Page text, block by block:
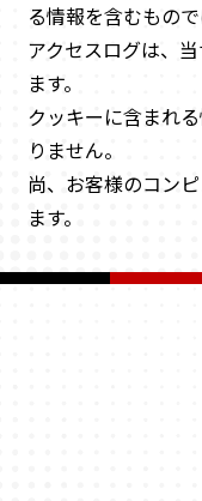
る情報を含むもので
アクセスログは、
ます。
クッキーに含まれ
りません。
尚、お客様のコン
ます。